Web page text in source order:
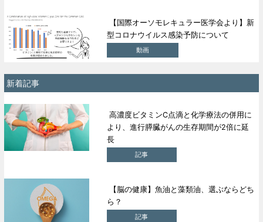
【国際オーソモレキュラー医学会より】新
型コロナウイルス感染予防について
動画
新着記事
高濃度ビタミンC点滴と化学療法の併用に
より、進行膵臓がんの生存期間が2倍に延
長
記事
【脳の健康】魚油と藻類油、選ぶならどち
ら？
記事